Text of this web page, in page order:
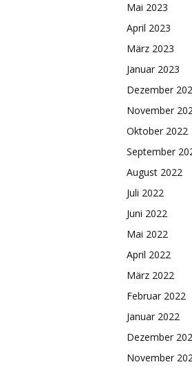
Mai 2023
April 2023
März 2023
Januar 2023
Dezember
November
Oktober 2022
September
August 2022
Juli 2022
Juni 2022
Mai 2022
April 2022
März 2022
Februar 2022
Januar 2022
Dezember
November